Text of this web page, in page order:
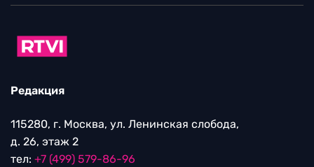
Редакция
115280, г. Москва, ул. Ленинская слобода,
д. 26, этаж 2
тел: +7 (499) 579-86-96